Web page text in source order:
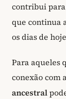
contribui
que continua
os dias de
Para aqueles
conexão com
ancestral